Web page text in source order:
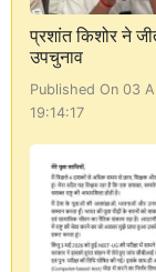
प्रशांत किशोर ने
उपचुनाव
Published On 03
19:14:17